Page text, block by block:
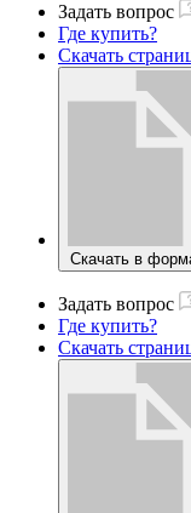
Задать вопрос
Где купить?
Скачать
Скачать в
Задать вопрос
Где купить?
Скачать